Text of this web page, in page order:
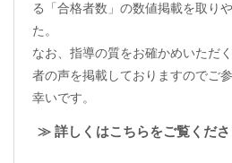
る「合格者数」の数値掲載を取り
た。
なお、指導の質をお確かめいただ
者の声を掲載しておりますのでご
幸いです。
≫ 詳しくはこちらをご覧くだ